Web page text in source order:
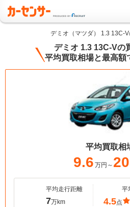
デミオ（マツダ） 1.3 13C-
デミオ 1.3 13C-Vの
平均買取相場と最高額
平均買取相
9.6 万円～
平均走行距離
7万km
平
4.5点